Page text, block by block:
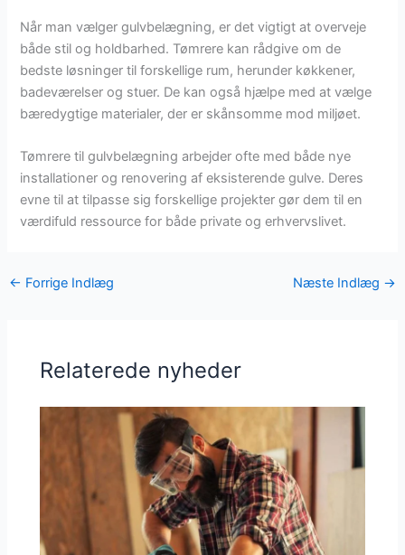
Når man vælger gulvbelægning, er det vigtigt at overveje
både stil og holdbarhed. Tømrere kan rådgive om de
bedste løsninger til forskellige rum, herunder køkkener,
badeværelser og stuer. De kan også hjælpe med at vælge
bæredygtige materialer, der er skånsomme mod miljøet.
Tømrere til gulvbelægning arbejder ofte med både nye
installationer og renovering af eksisterende gulve. Deres
evne til at tilpasse sig forskellige projekter gør dem til en
værdifuld ressource for både private og erhvervslivet.
← Forrige Indlæg Næste Indlæg →
Relaterede nyheder